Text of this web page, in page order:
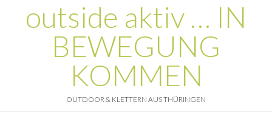
outside aktiv … IN
BEWEGUNG
KOMMEN
OUTDOOR & KLETTERN AUS THÜRINGEN